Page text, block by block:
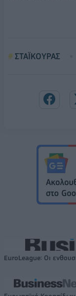
ΣΤΑΪΚΟΥΡΑΣ
EuroLeague: Οι